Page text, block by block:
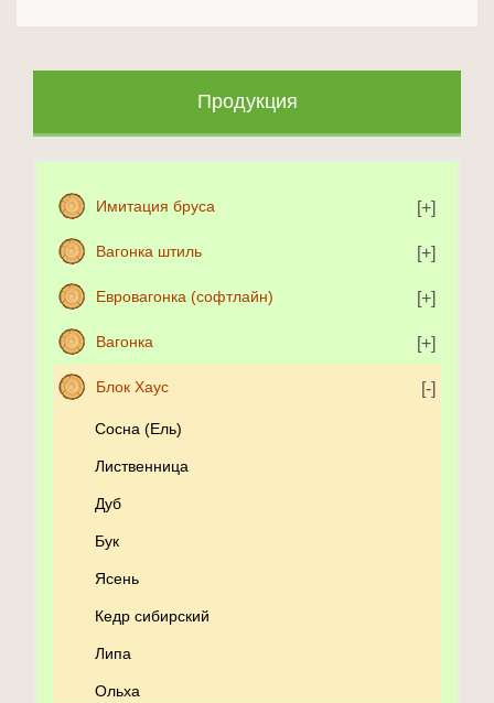
Продукция
Имитация бруса
Вагонка штиль
Евровагонка (софтлайн)
Вагонка
Блок Хаус
Сосна (Ель)
Лиственница
Дуб
Бук
Ясень
Кедр сибирский
Липа
Ольха